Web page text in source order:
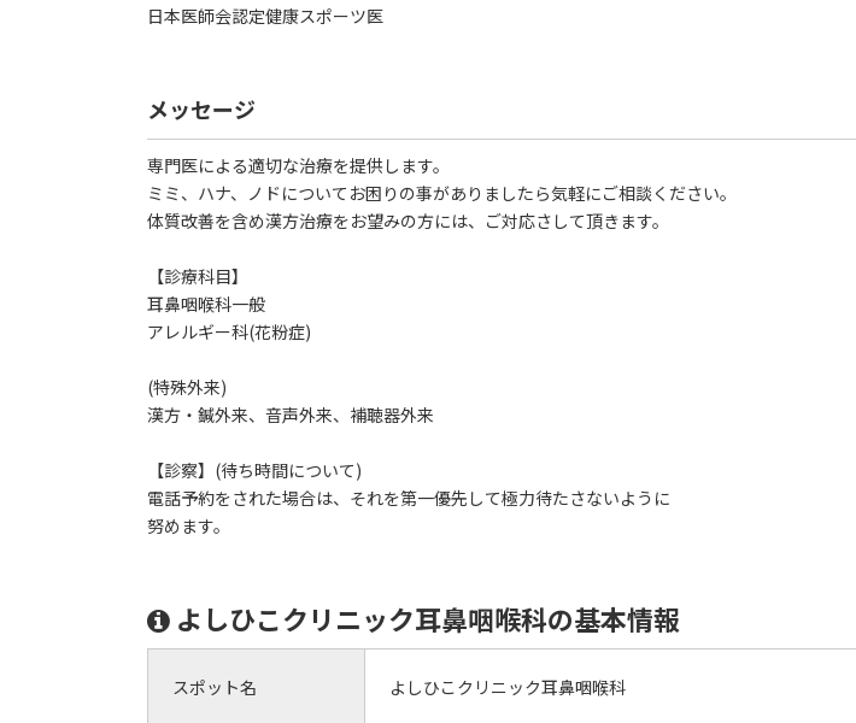
日本医師会認定健康スポーツ医
メッセージ
専門医による適切な治療を提供します。
ミミ、ハナ、ノドについてお困りの事がありましたら気軽にご相談ください。
体質改善を含め漢方治療をお望みの方には、ご対応さして頂きます。
【診療科目】
耳鼻咽喉科一般
アレルギー科(花粉症)
(特殊外来)
漢方・鍼外来、音声外来、補聴器外来
【診察】(待ち時間について)
電話予約をされた場合は、それを第一優先して極力待たさないように
努めます。
よしひこクリニック耳鼻咽喉科の基本情報
スポット名 よしひこクリニック耳鼻咽喉科